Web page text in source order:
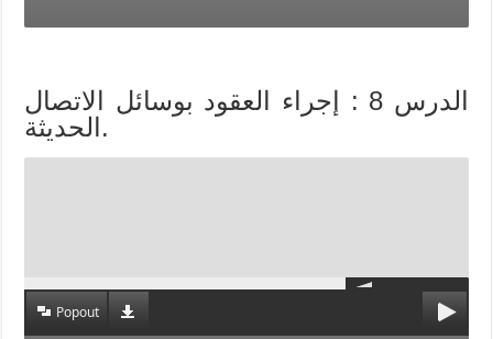
الدرس 8 : إجراء العقود بوسائل الاتصال
الحديثة.
Popout